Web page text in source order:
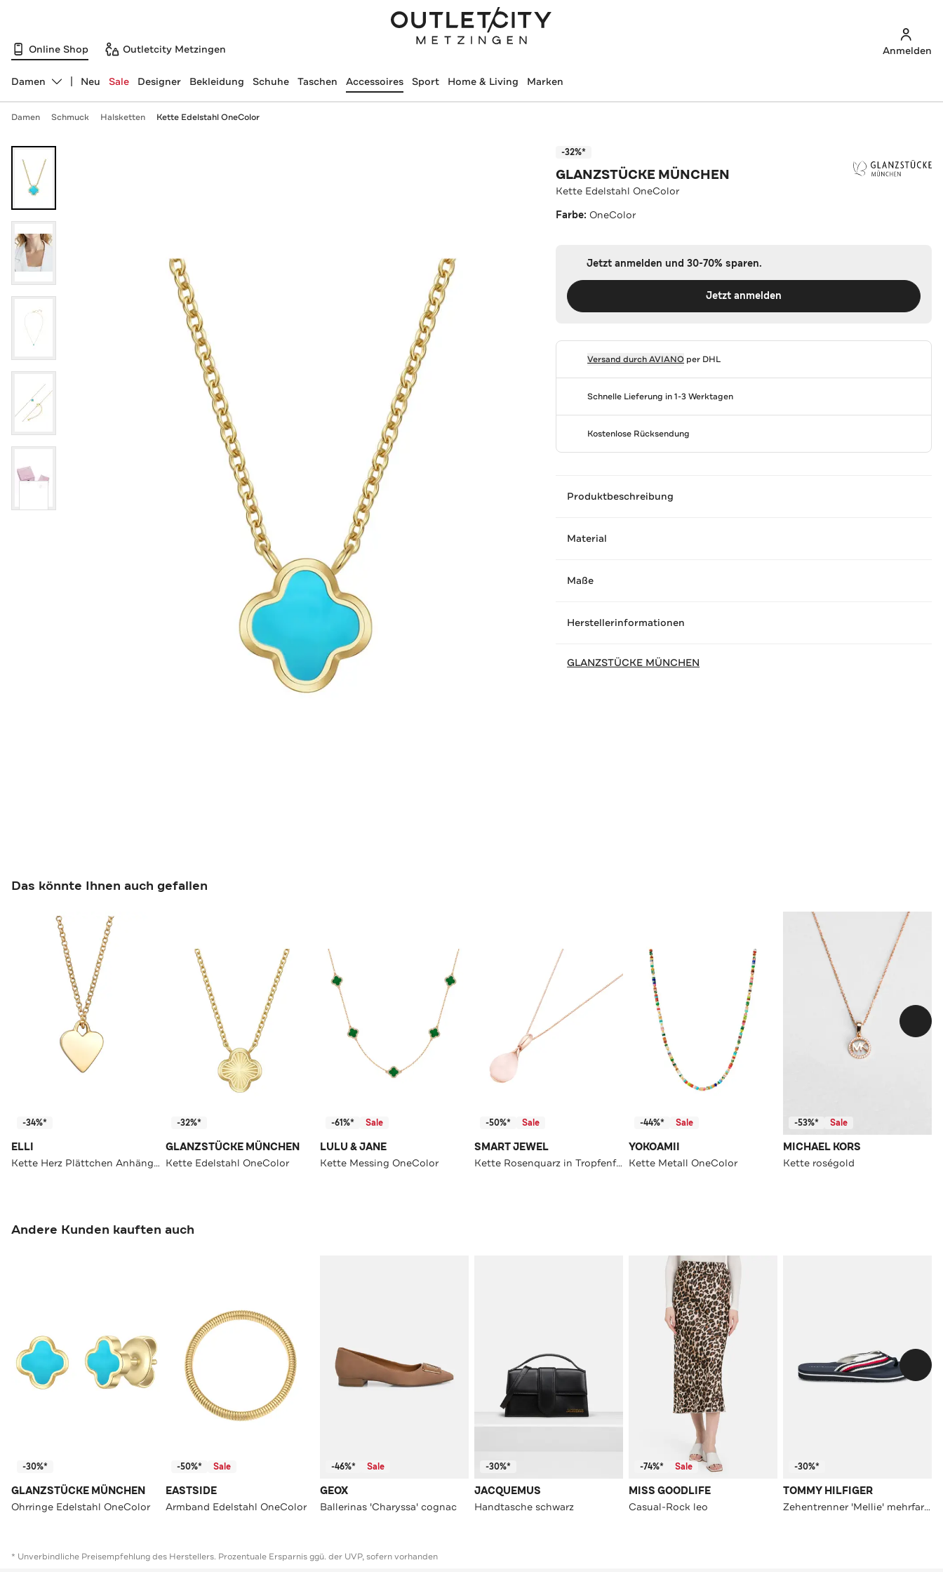
Online Shop Outletcity Metzingen Anmelden
Abteilung ändern, ausgewählt:
Damen Neu Sale Designer Bekleidung Schuhe Taschen Accessoires Sport Home & Living Marken
Damen Schmuck Halsketten Kette Edelstahl OneColor
-32%*
GLANZSTÜCKE MÜNCHEN
Kette Edelstahl OneColor
Farbe: OneColor
Jetzt anmelden und 30-70% sparen.
Jetzt anmelden
Versand durchAVIANO per DHL
Schnelle Lieferung in 1-3 Werktagen
Kostenlose Rücksendung
Produktbeschreibung
Material
Maße
Herstellerinformationen
GLANZSTÜCKE MÜNCHEN
Das könnte Ihnen auch gefallen
-34%*
ELLI
Kette Herz Plättchen Anhänger Filigran 925 Silber Gold
-32%*
GLANZSTÜCKE MÜNCHEN
Kette Edelstahl OneColor
-61%* Sale
LULU & JANE
Kette Messing OneColor
-50%* Sale
SMART JEWEL
Kette Rosenquarz in Tropfenform Rosé vergoldet
-44%* Sale
YOKOAMII
Kette Metall OneColor
-53%* Sale
MICHAEL KORS
Kette roségold
Andere Kunden kauften auch
-30%*
GLANZSTÜCKE MÜNCHEN
Ohrringe Edelstahl OneColor
-50%* Sale
EASTSIDE
Armband Edelstahl OneColor
-46%* Sale
GEOX
Ballerinas 'Charyssa' cognac
-30%*
JACQUEMUS
Handtasche schwarz
-74%* Sale
MISS GOODLIFE
Casual-Rock leo
-30%*
TOMMY HILFIGER
Zehentrenner 'Mellie' mehrfarbig
* Unverbindliche Preisempfehlung des Herstellers. Prozentuale Ersparnis ggü. der UVP, sofern vorhanden